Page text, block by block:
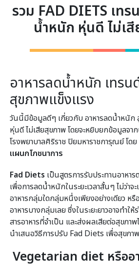
รวม FAD DIETS เท
น้ำหนัก หุ่นดี ไม่เ
อาหารลดน้ำหนัก เทรน
สุขภาพแข็งแรง
วันนี้มีข้อมูลดีๆ เกี่ยวกับ อาหารลดน้ำหนัก
หุ่นดี ไม่เสียสุขภาพ โดยจะหยิบยกข้อมูลจา
โรงพยาบาลศิริราช ปิยมหาราชการุณย์ โดย
แผนกโภชนาการ
Fad Diets เป็นสูตรการรับประทานอาหา
เพื่อการลดน้ำหนักในระยะเวลาสั้นๆ ไม่ว่าจ
อาหารกลุ่มใดกลุ่มหนึ่งเพียงอย่างเดียว ห
อาหารบางกลุ่มเลย ซึ่งในระยะยาวอาจทำใ
สารอาหารที่จำเป็น และส่งผลเสียต่อสุขภา
นำเสนอวิธีการปรับ Fad Diets เพื่อสุขภา
Vegetarian diet หรืออ